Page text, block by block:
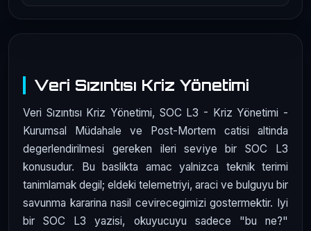
Veri Sızıntısı Kriz Yönetimi
Veri Sızıntısı Kriz Yönetimi, SOC L3 - Kriz Yönetimi -
Kurumsal Müdahale ve Post-Mortem catisi altinda
degerlendirilmesi gereken ileri seviye bir SOC L3
konusudur. Bu baslikta amac yalnizca teknik terimi
tanimlamak degil; eldeki telemetriyi, araci ve bulguyu bir
savunma kararina nasil cevirecegimizi gostermektir. Iyi
bir SOC L3 yazisi, okuyucuyu sadece "bu ne?"